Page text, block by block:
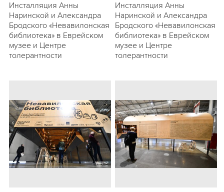
Инсталляция Анны
Наринской и Александра
Бродского «Невавилонская
библиотека» в Еврейском
музее и Центре
толерантности
Инсталляция Анны
Наринской и Александра
Бродского «Невавилонская
библиотека» в Еврейском
музее и Центре
толерантности